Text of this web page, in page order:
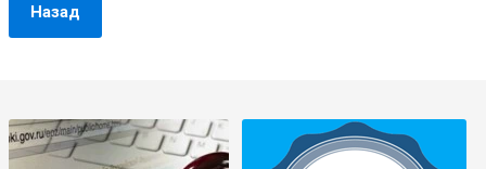
Назад